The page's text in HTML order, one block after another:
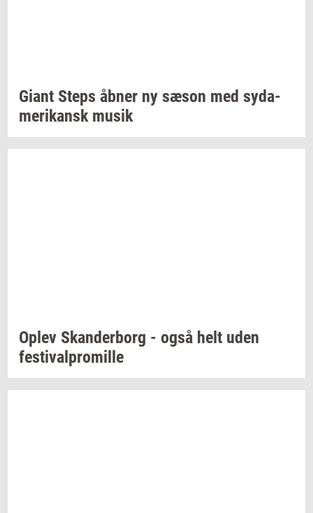
Giant Steps åbner ny sæson med sy­da­
me­ri­kanskmusik
Oplev Skan­der­borg - også helt uden
festi­val­pro­mil­le